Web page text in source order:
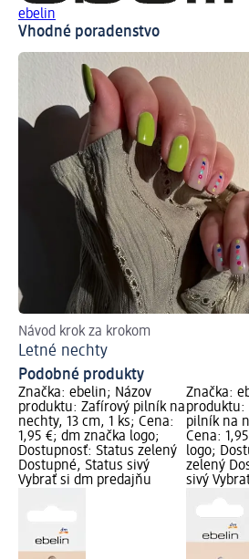
ebelin
Vhodné poradenstvo
Návod krok za krokom
Letné nechty
Podobné produkty
Značka: ebelin; Názov
produktu: Zafírový pilník na
nechty, 13 cm, 1 ks; Cena:
1,95 €; dm značka logo;
Dostupnosť: Status zelený
Dostupné, Status sivý
Vybrať si dm predajňu
Značka:
produktu:
pilník na
Cena:
logo;
zelený
sivý